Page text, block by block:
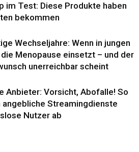
im Test: Diese Produkte haben
bekommen
Wechseljahre: Wenn in jungen
Menopause einsetzt – und der
unerreichbar scheint
Anbieter: Vorsicht, Abofalle! So
angebliche Streamingdienste
Nutzer ab